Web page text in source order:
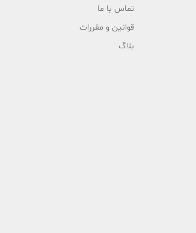
تماس با ما
قوانین و مقررات
بلاگ